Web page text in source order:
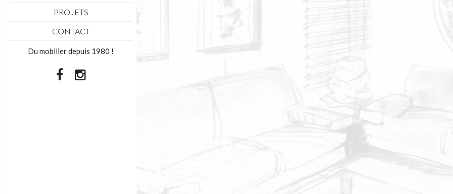
PROJETS
CONTACT
Du mobilier depuis 1980 !